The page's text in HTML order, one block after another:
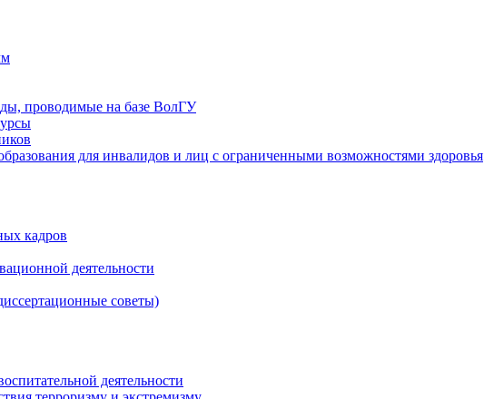
проводимые на базе ВолГУ
для инвалидов и лиц с ограниченными возможностями здоровья
кадров
деятельности
советы)
деятельности